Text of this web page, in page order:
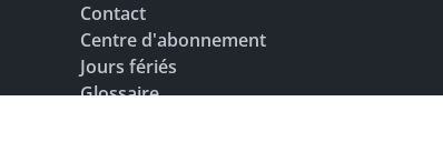
Contact
Centre d'abonnement
Jours fériés
Glossaire